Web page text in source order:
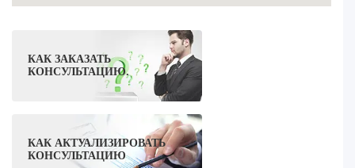
КАК ЗАКАЗАТЬ
КОНСУЛЬТАЦИЮ.
КАК АКТУАЛИЗИРОВАТЬ
КОНСУЛЬТАЦИЮ